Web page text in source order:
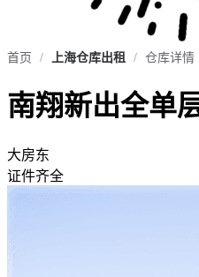
首页 / 上海仓库出租 / 仓库详情
南翔新出全单
大房东
证件齐全